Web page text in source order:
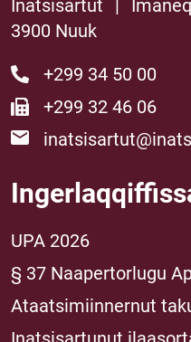
Inatsisartut |
3900 Nuuk
+299 34 50 00
+299 32 46 06
UPA 2026
§ 37 Naapertorlugu
Ataatsimiinnernut